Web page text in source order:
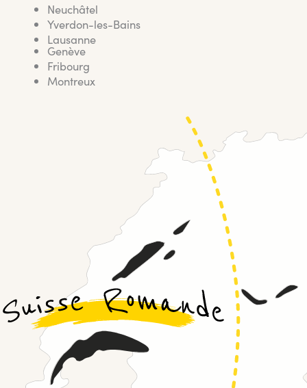
Neuchâtel
Yverdon-les-Bains
Lausanne
Genève
Fribourg
Montreux